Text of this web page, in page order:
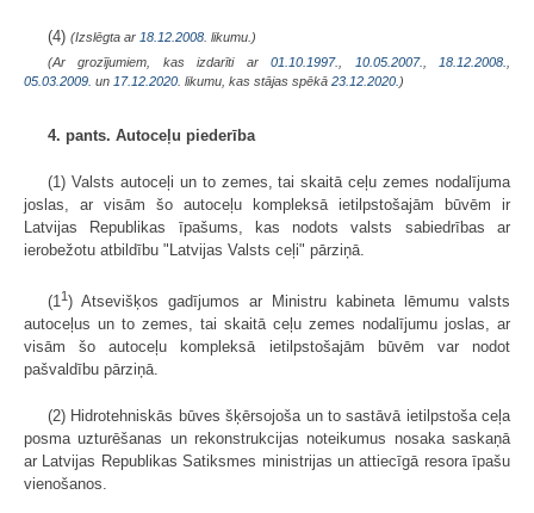
(4) (Izslēgta ar 18.12.2008 . likumu.)
(Ar grozījumiem, kas izdarīti ar01.10.1997. 10.05.2007. 18.12.2008.
05.03.2009. un 17.12.2020 . likumu, kas stājas spēkā 23.12.2020. )
4. pants. Autoceļu piederība
(1) Valsts autoceļi un to zemes, tai skaitā ceļu zemes nodalījuma
joslas, ar visām šo autoceļu kompleksā ietilpstošajām būvēm ir
Latvijas Republikas īpašums, kas nodots valsts sabiedrības ar
ierobežotu atbildību "Latvijas Valsts ceļi" pārziņā.
(11) Atsevišķos gadījumos ar Ministru kabineta lēmumu valsts
autoceļus un to zemes, tai skaitā ceļu zemes nodalījumu joslas, ar
visām šo autoceļu kompleksā ietilpstošajām būvēm var nodot
pašvaldību pārziņā.
(2) Hidrotehniskās būves šķērsojoša un to sastāvā ietilpstoša ceļa
posma uzturēšanas un rekonstrukcijas noteikumus nosaka saskaņā
ar Latvijas Republikas Satiksmes ministrijas un attiecīgā resora īpašu
vienošanos.